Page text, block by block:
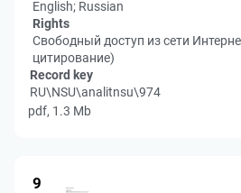
English; Russian
Rights
Свободный доступ из сети
цитирование)
Record key
RU\NSU\analitnsu\974
pdf, 1.3 Mb
9